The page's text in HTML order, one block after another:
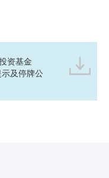
资基金
及停牌公